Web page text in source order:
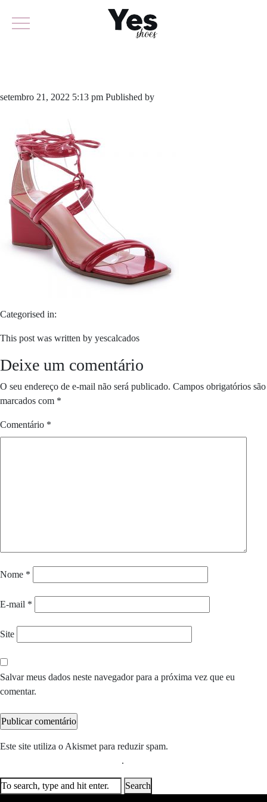
setembro 21, 2022 5:13 pm Published by
Categorised in:
This post was written by yescalcados
Deixe um comentário
O seu endereço de e-mail não será publicado. Campos obrigatórios são
marcados com *
Comentário *
Nome *
E-mail *
Site
Salvar meus dados neste navegador para a próxima vez que eu
comentar.
Este site utiliza o Akismet para reduzir spam.
.
Search